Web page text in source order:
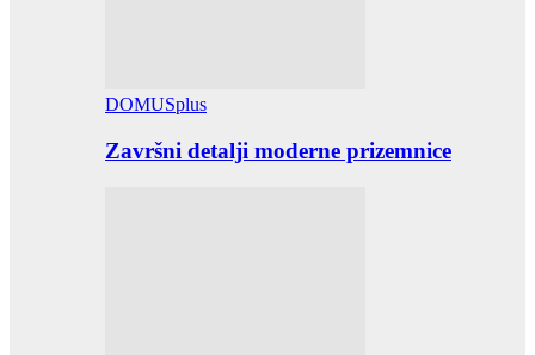
DOMUSplus
Završni detalji moderne prizemnice